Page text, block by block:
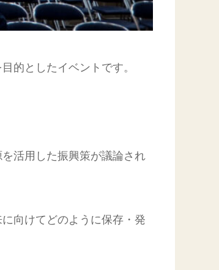
的としたイベントです。
活用した振興策が議論され
向けてどのように保存・発